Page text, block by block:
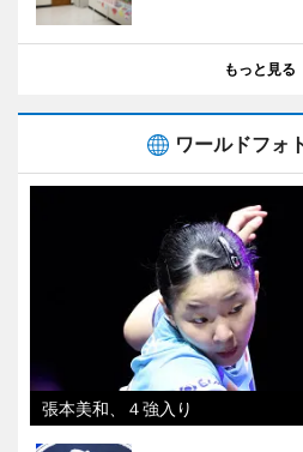
もっと見る
ワールドフォ
張本美和、４強入り